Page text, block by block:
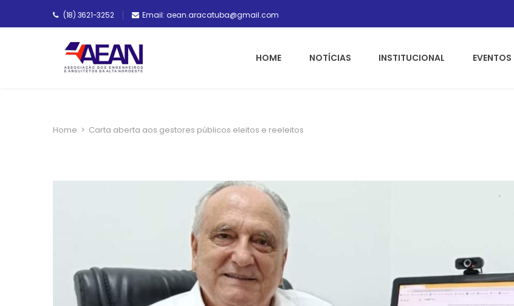
(18) 3621-3252 Email: aean.aracatuba@gmail.com
HOME NOTÍCIAS INSTITUCIONAL EVENTOS
Home > Carta aberta aos gestores públicos eleitos e reeleitos